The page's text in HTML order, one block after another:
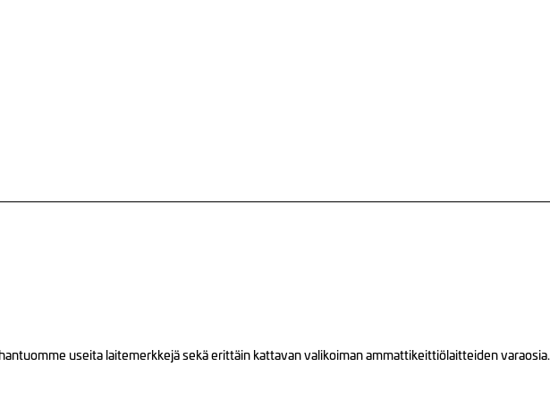
useita laitemerkkejä sekä erittäin kattavan valikoiman ammattikeittiölaitteiden varaosia.